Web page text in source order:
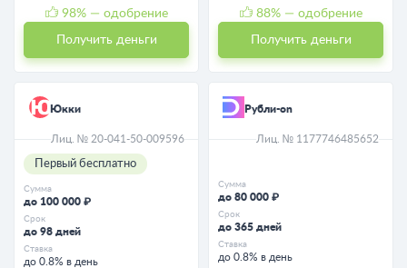
98% — одобрение
Получить деньги
88% — одобрение
Получить деньги
Юкки
Лиц. № 20-041-50-009596
Первый бесплатно
Сумма
до 100 000 ₽
Срок
до 98 дней
Ставка
до 0.8% в день
Рубли-on
Лиц. № 1177746485652
Сумма
до 80 000 ₽
Срок
до 365 дней
Ставка
до 0.8% в день